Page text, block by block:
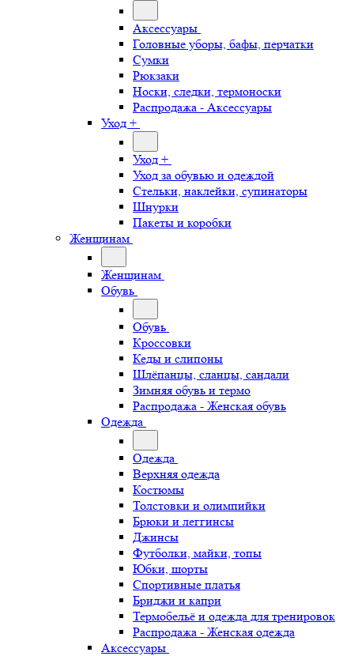
Аксессуары
Головные уборы, бафы, перчатки
Сумки
Рюкзаки
Носки, следки, термоноски
Распродажа - Аксессуары
Уход +
Уход +
Уход за обувью и одеждой
Стельки, наклейки, супинаторы
Шнурки
Пакеты и коробки
Женщинам
Женщинам
Обувь
Обувь
Кроссовки
Кеды и слипоны
Шлёпанцы, сланцы, сандали
Зимняя обувь и термо
Распродажа - Женская обувь
Одежда
Одежда
Верхняя одежда
Костюмы
Толстовки и олимпийки
Брюки и леггинсы
Джинсы
Футболки, майки, топы
Юбки, шорты
Спортивные платья
Бриджи и капри
Термобельё и одежда для тренировок
Распродажа - Женская одежда
Аксессуары